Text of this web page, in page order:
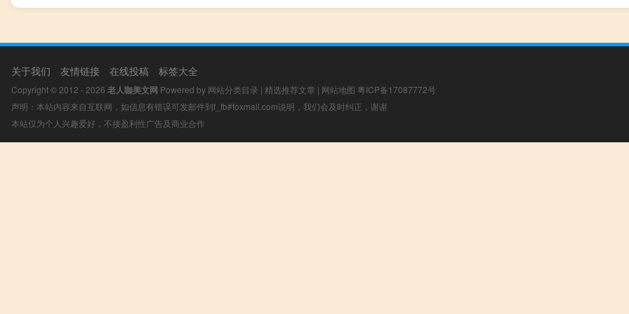
关于我们 友情链接 在线投稿 标签大全
Copyright © 2012 - 2026 老人咖美文网 Powered by 网站分类目录 | 精选推荐文章 | 网站地图 粤ICP备17087772号
声明：本站内容来自互联网，如信息有错误可发邮件到f_fb#foxmail.com说明，我们会及时纠正，谢谢
本站仅为个人兴趣爱好，不接盈利性广告及商业合作